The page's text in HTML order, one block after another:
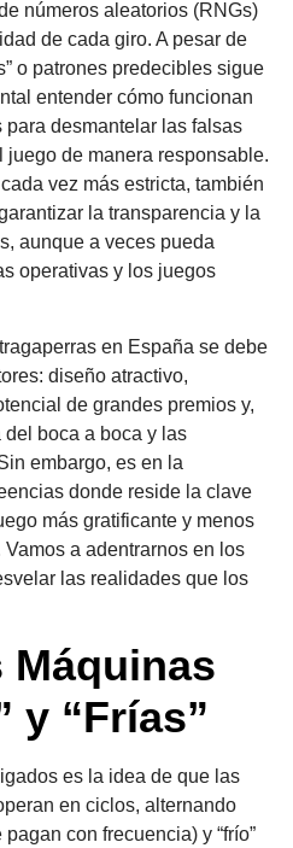
números aleatorios (RNGs)
de cada giro. A pesar de
o patrones predecibles sigue
entender cómo funcionan
desmantelar las falsas
juego de manera responsable.
vez más estricta, también
la transparencia y la
aunque a veces pueda
operativas y los juegos
en España se debe
diseño atractivo,
de grandes premios y,
boca a boca y las
embargo, es en la
donde reside la clave
más gratificante y menos
a adentrarnos en los
las realidades que los
Máquinas
y “Frías”
es la idea de que las
en ciclos, alternando
con frecuencia) y “frío”